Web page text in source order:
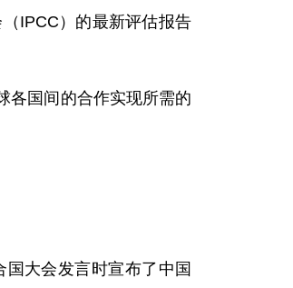
IPCC）的最新评估报告
各国间的合作实现所需的
大会发言时宣布了中国